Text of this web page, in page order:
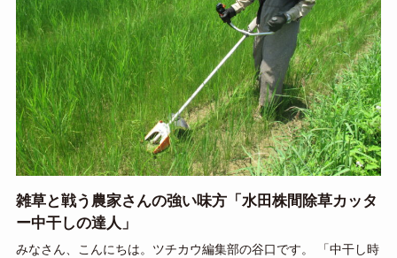
雑草と戦う農家さんの強い味方「水田株間除草カッタ
ー中干しの達人」
みなさん、こんにちは。ツチカウ編集部の谷口です。 「中干し時